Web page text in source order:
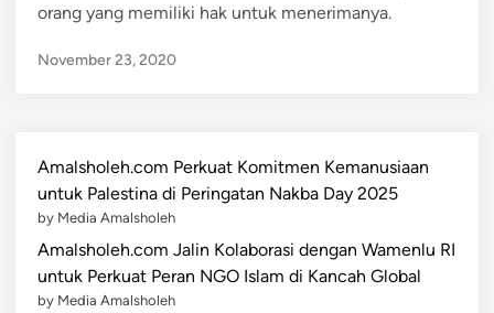
orang yang memiliki hak untuk menerimanya.
November 23, 2020
Amalsholeh.com Perkuat Komitmen Kemanusiaan
untuk Palestina di Peringatan Nakba Day 2025
by Media Amalsholeh
Amalsholeh.com Jalin Kolaborasi dengan Wamenlu RI
untuk Perkuat Peran NGO Islam di Kancah Global
by Media Amalsholeh